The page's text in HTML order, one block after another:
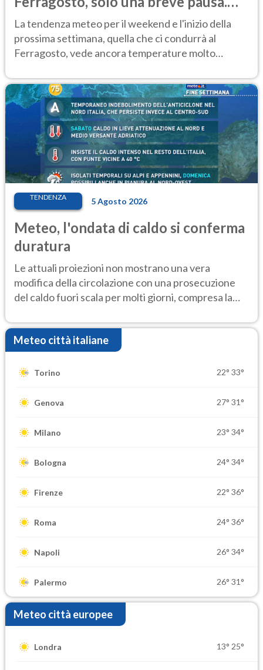
Ecco dove
La tendenza meteo per il weekend e l'inizio della
prossima settimana, quella che ci condurrà al
Ferragosto, vede ancora temperature molto
TENDENZA 5 Agosto 2026
Meteo, l'ondata di caldo si conferma
duratura
Le attuali proiezioni non mostrano una vera
modifica della circolazione con una prosecuzione
del caldo fuori scala per molti giorni, compresa la
Meteo città italiane
Torino 22° 33°
Genova 27° 31°
Milano 23° 34°
Bologna 24° 34°
Firenze 22° 36°
Roma 24° 36°
Napoli 26° 34°
Palermo 26° 31°
Meteo città europee
Londra 13° 25°